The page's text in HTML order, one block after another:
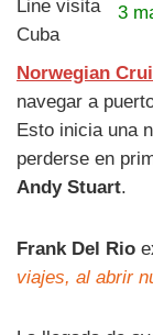
3
Norwegian
navegar a
Esto inicia una
perderse en
Andy Stuart.
Frank Del Rio
viajes, al abrir